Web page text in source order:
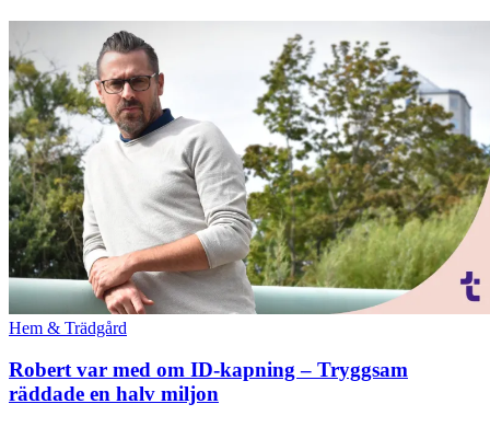
Hem & Trädgård
Robert var med om ID-kapning – Tryggsam
räddade en halv miljon